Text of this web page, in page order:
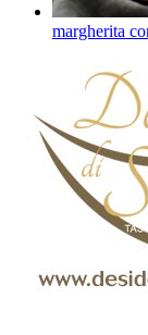
margherita